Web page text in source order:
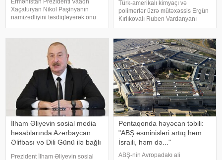
Xaçaturyan Nikol Paşinyanın
namizədliyini təsdiqləyərək onu
Ermənistan Prezidentinin rəsmi
saytında dərc olunan fərmanda
bildirilib. Sənədd
Türk-amerikalı kimyaçı və
polimerlər üzrə mütəxəssis Ergün
Kırlıkovalı Ruben Vardanyanı
dəstəkləməsi və mühazirə
imtina etməsi ilə əlaqədar
amerikalı risk tədqiqatçısı və
esseist Nassim Nikola
İlham Əliyevin sosial media
hesablarında Azərbaycan
Əlifbası və Dili Günü ilə bağlı
paylaşım
Prezident İlham Əliyevin sosial
Pentaqonda həyəcan təbili:
"ABŞ esminisləri artıq həm
İsraili, həm də..."
ABŞ-nin Avropadakı ali